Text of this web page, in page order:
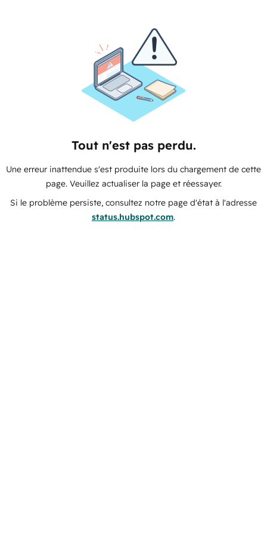
Tout n'est pas perdu.
Une erreur inattendue s'est produite lors du chargement de cette
page. Veuillez actualiser la page et réessayer.
Si le problème persiste, consultez notre page d'état à l'adresse
status.hubspot.com.